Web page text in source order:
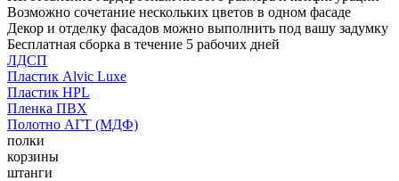
Возможно сочетание нескольких цветов в одном фасаде
Декор и отделку фасадов можно выполнить под вашу задумку
Бесплатная сборка в течение 5 рабочих дней
ЛДСП
Пластик Alvic Luxe
Пластик HPL
Пленка ПВХ
Полотно АГТ (МДФ)
полки
корзины
штанги